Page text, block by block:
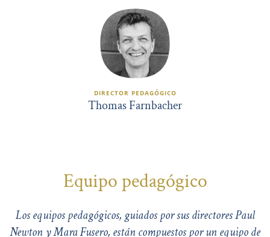
DIRECTOR PEDAGÓGICO
Thomas Farnbacher
Equipo pedagógico
Los equipos pedagógicos, guiados por sus directores Paul
Newton y Mara Fusero, están compuestos por un equipo de